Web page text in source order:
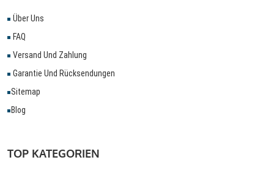
Über Uns
FAQ
Versand Und Zahlung
Garantie Und Rücksendungen
Sitemap
Blog
TOP KATEGORIEN